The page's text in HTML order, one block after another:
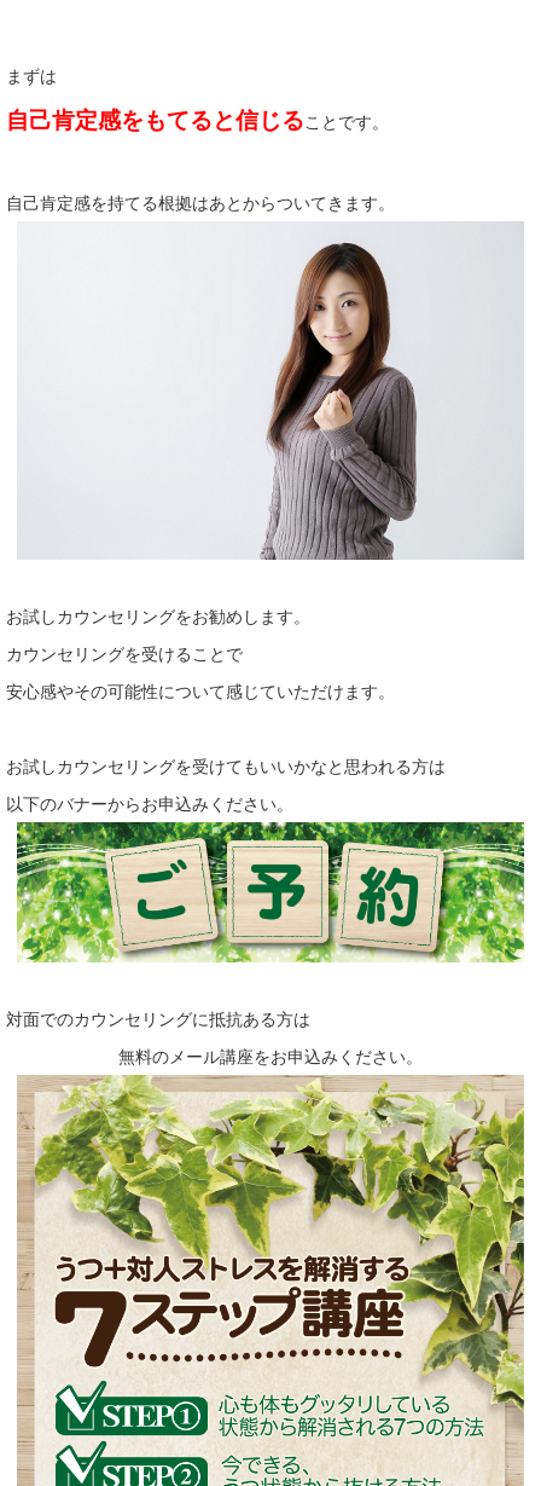
まずは
自己肯定感をもてると信じることです。
自己肯定感を持てる根拠はあとからついてきます。
お試しカウンセリングをお勧めします。
カウンセリングを受けることで
安心感やその可能性について感じていただけます。
お試しカウンセリングを受けてもいいかなと思われる方は
以下のバナーからお申込みください。
対面でのカウンセリングに抵抗ある方は
無料のメール講座をお申込みください。